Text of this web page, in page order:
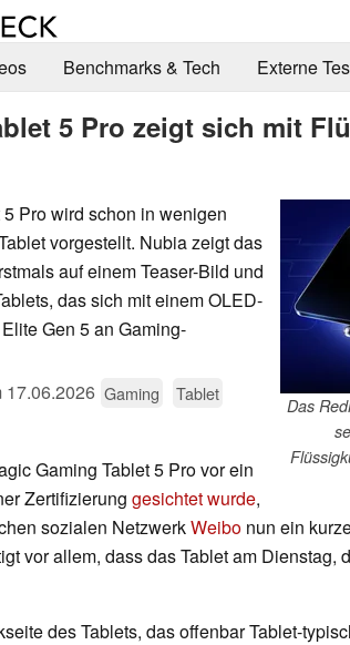
Benchmarks & Tech Externe
5 Pro zeigt sich mit
Das
Pro wird schon in wenigen
vorgestellt. Nubia zeigt das
auf einem Teaser-Bild und
das sich mit einem OLED-
Gen 5 an Gaming-
17.06.2026 Gaming
Tablet
Gaming Tablet 5 Pro vor ein
Zertifizierung gesichtet wurde,
sozialen NetzwerkWeibo nun ein
vor allem, dass das Tablet am Dienstag,
des Tablets, das offenbar Tablet-